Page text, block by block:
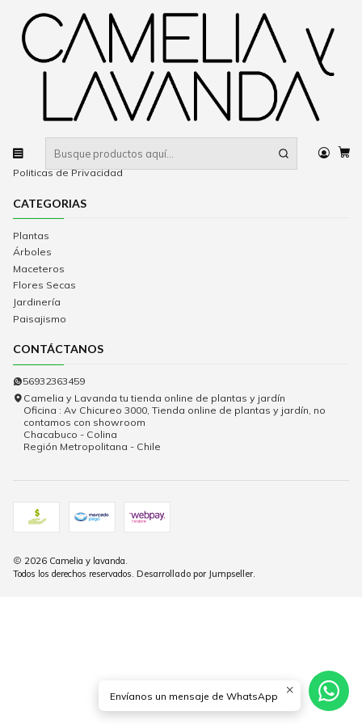
Inicio Nosotros NOSOTROS
INFORMACIÓN
Contacto
Términos y condiciones
Politicas de cambio y devoluciones
Politicas de Privacidad
CATEGORIAS
Plantas
Árboles
Maceteros
Flores Secas
Jardinería
Paisajismo
CONTÁCTANOS
56932363459
Camelia y Lavanda tu tienda online de plantas y jardín
Oficina : Av Chicureo 3000, Tienda online de plantas y jardín, no
contamos con showroom
Chacabuco - Colina
Región Metropolitana - Chile
2026 Camelia y lavanda.
Todos los derechos reservados.Desarrollado por Jumpseller.
Envíanos un mensaje de WhatsApp